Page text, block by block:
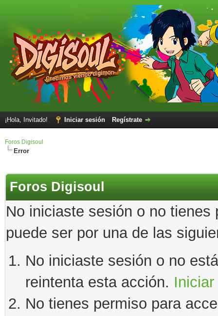
¡Hola, Invitado! Iniciar sesión Regístrate
Foros Digisoul
Error
Foros Digisoul
No iniciaste sesión o no
puede ser por una de las
No iniciaste sesión o no
reintenta esta acción.
No tienes permiso para